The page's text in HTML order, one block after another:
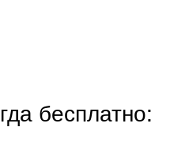
бесплатно: